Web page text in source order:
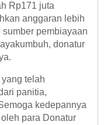
Rp171 juta
anggaran lebih
pembiayaan
donatur
telah
panitia,
kedepannya
para Donatur